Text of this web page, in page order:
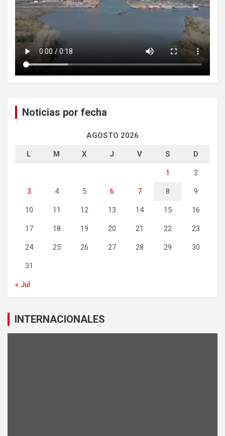
Noticias por fecha
AGOSTO 2026
L M X J V S D
1 2
3 4 5 6 7 8 9
10 11 12 13 14 15 16
17 18 19 20 21 22 23
24 25 26 27 28 29 30
31
« Jul
INTERNACIONALES